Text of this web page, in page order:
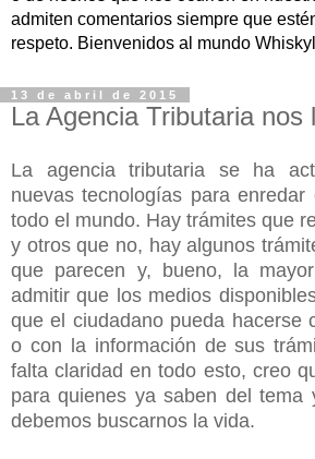
admiten comentarios siempre que
respeto. Bienvenidos al mundo
13 de abril de 2015
La Agencia Tributaria nos
La agencia tributaria se ha
nuevas tecnologías para
todo el mundo. Hay trámites que
y otros que no, hay algunos
que parecen y, bueno, la
admitir que los medios
que el ciudadano pueda hacerse
o con la información de sus
falta claridad en todo esto, creo
para quienes ya saben del tema
debemos buscarnos la vida.